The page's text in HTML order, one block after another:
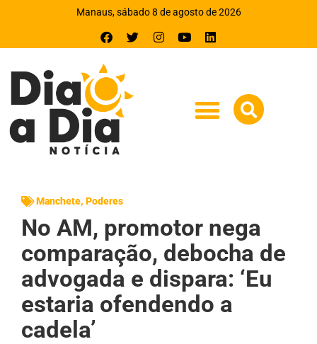
Manaus, sábado 8 de agosto de 2026
Manchete, Poderes
No AM, promotor nega
comparação, debocha de
advogada e dispara: ‘Eu
estaria ofendendo a
cadela’